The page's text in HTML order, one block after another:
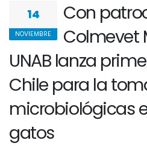
14
NOVIEMBRE
Con
Colmevet
UNAB lanza
Chile para la
microbiológicas
gatos